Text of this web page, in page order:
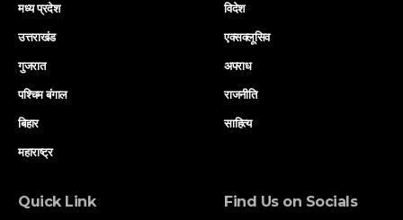
मध्य प्रदेश
उत्तराखंड
गुजरात
पश्चिम बंगाल
बिहार
महाराष्ट्र
विदेश
एक्सक्लूसिव
अपराध
राजनीति
साहित्य
Quick Link Find Us on Socials